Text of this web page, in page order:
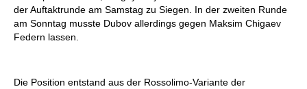
der Auftaktrunde am Samstag zu Siegen. In der zweiten Runde
am Sonntag musste Dubov allerdings gegen Maksim Chigaev
Federn lassen.
Die Position entstand aus der Rossolimo-Variante der